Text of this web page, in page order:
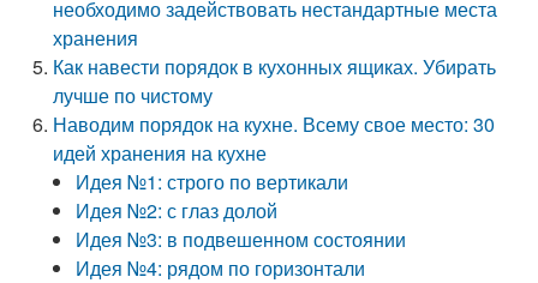
необходимо задействовать нестандартные места
хранения
Как навести порядок в кухонных ящиках. Убирать
лучше по чистому
Наводим порядок на кухне. Всему свое место: 30
идей хранения на кухне
Идея №1: строго по вертикали
Идея №2: с глаз долой
Идея №3: в подвешенном состоянии
Идея №4: рядом по горизонтали